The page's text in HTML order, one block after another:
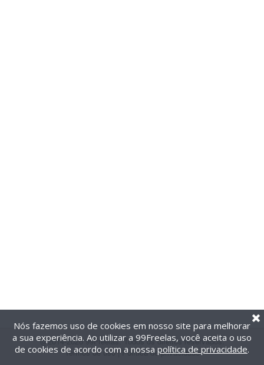
@2014-2026 99Freelas. Todos os direitos reservados.
Termos de uso| Política de privacidade
Nós fazemos uso de cookies em nosso site para melhorar
a sua experiência. Ao utilizar a 99Freelas, você aceita o uso
de cookies de acordo com a nossa política de privacidade.